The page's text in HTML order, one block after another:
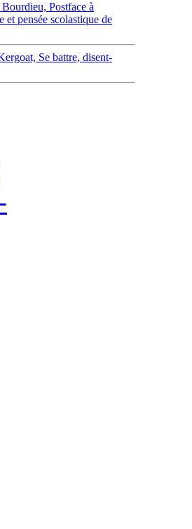
Postface à
pensée scolastique de
Se battre, disent-